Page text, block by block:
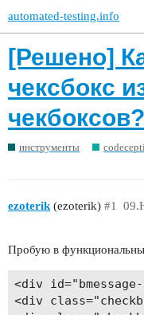
automated-testing.info
[Решено]
чексбокс
чекбоксов?
инструменты
ezoterik(ezoterik) #1
Пробую в
<div
<div